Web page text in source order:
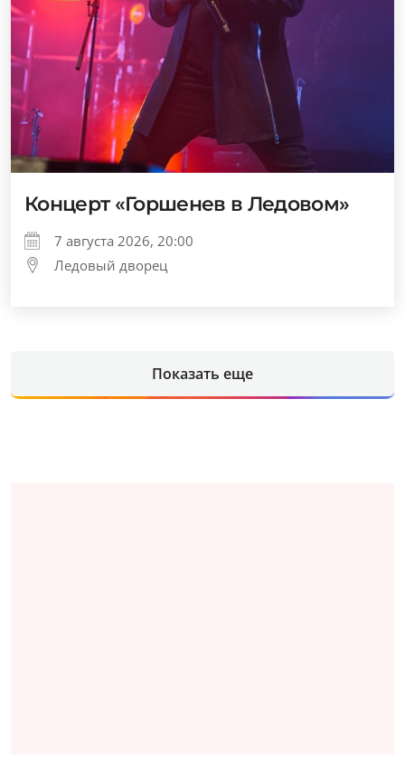
Концерт «Горшенев в Ледовом»
7 августа 2026, 20:00
Ледовый дворец
Показать еще